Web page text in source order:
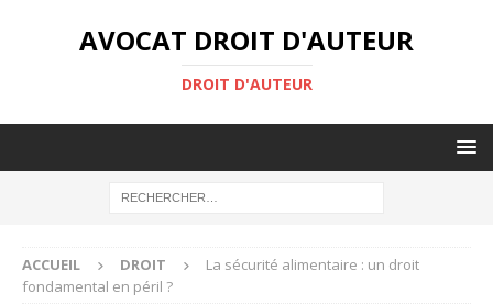
AVOCAT DROIT D'AUTEUR
DROIT D'AUTEUR
ACCUEIL DROIT
La sécurité alimentaire : un droit
fondamental en péril ?